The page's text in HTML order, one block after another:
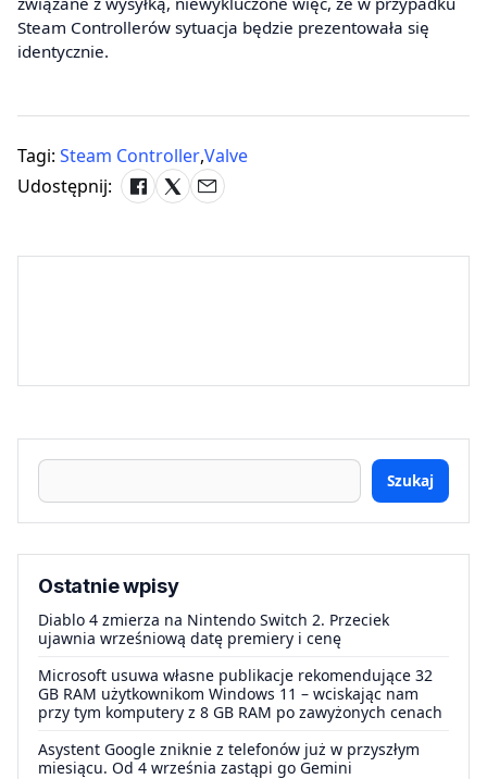
Steam Controllerów sytuacja będzie prezentowała się
identycznie.
Tagi: Steam Controller,Valve
Udostępnij:
Szukaj
Ostatnie wpisy
Diablo 4 zmierza na Nintendo Switch 2. Przeciek
ujawnia wrześniową datę premiery i cenę
Microsoft usuwa własne publikacje rekomendujące 32
GB RAM użytkownikom Windows 11 – wciskając nam
przy tym komputery z 8 GB RAM po zawyżonych cenach
Asystent Google zniknie z telefonów już w przyszłym
miesiącu. Od 4 września zastąpi go Gemini